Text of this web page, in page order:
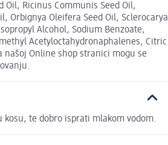
Oil, Ricinus Communis Seed Oil,
Orbignya Oleifera Seed Oil, Sclerocarya
Alcohol, Sodium Benzoate,
Acetyloctahydronaphalenes, Citric
našoj Online shop stranici mogu se
te dobro isprati mlakom vodom.